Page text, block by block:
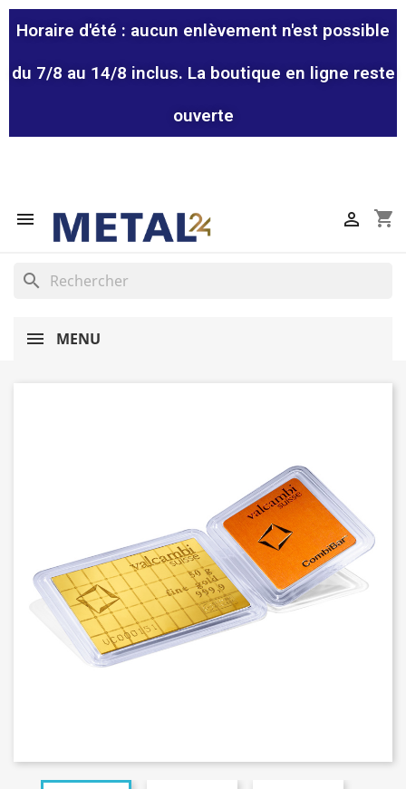
Horaire d'été : aucun enlèvement n'est possible
du 7/8 au 14/8 inclus. La boutique en ligne reste
ouverte
 shopping_cart

search
MENU